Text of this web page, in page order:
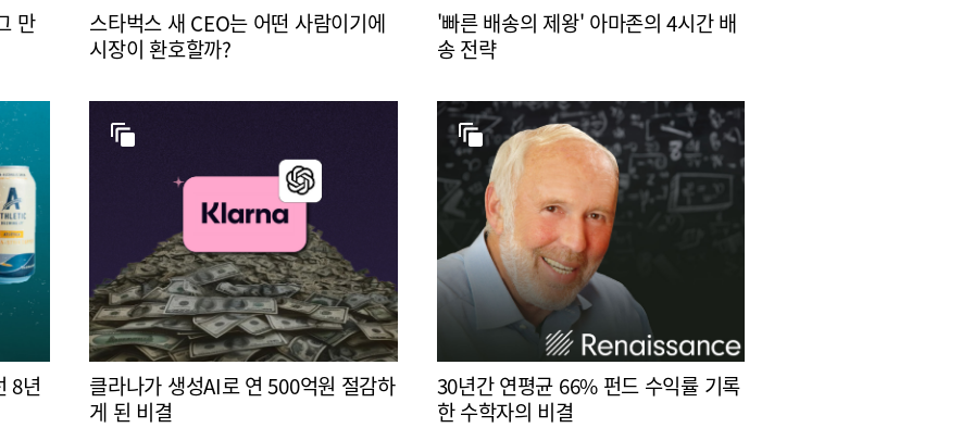
만
스타벅스 새 CEO는 어떤 사람이기에
시장이 환호할까?
'빠른 배송의 제왕' 아마존의 4시간 배
송 전략
8년
클라나가 생성AI로 연 500억원 절감하
게 된 비결
30년간 연평균 66% 펀드 수익률 기록
한 수학자의 비결